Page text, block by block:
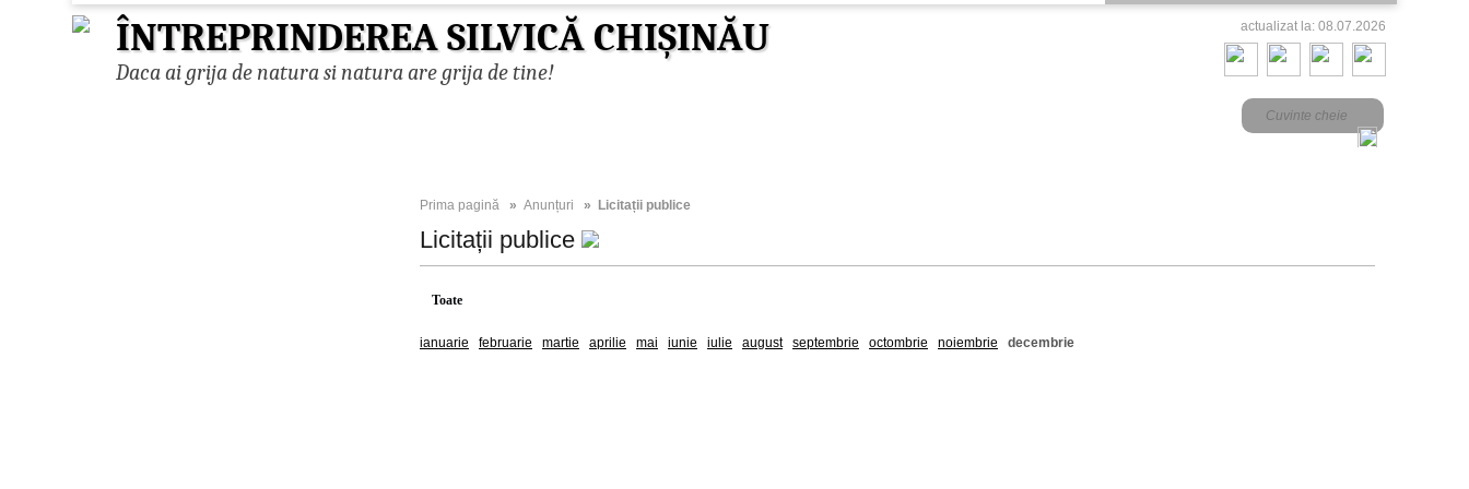
ÎNTREPRINDEREA SILVICĂ CHIȘINĂU
Daca ai grija de natura si natura are grija de tine!
actualizat la: 08.07.2026
Prima pagină » Anunțuri » Licitații publice
Licitații publice
Toate
ianuarie februarie martie aprilie mai iunie iulie august septembrie octombrie noiembrie decembrie